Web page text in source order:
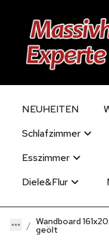
NEUHEITEN
Schlafzimmer
Esszimmer
Diele&Flur
Wandboard
geölt